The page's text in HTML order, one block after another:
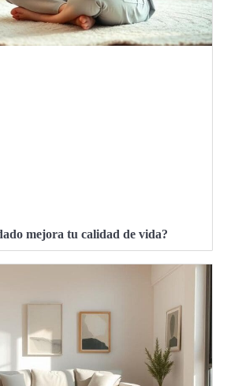
mejora tu calidad de vida?